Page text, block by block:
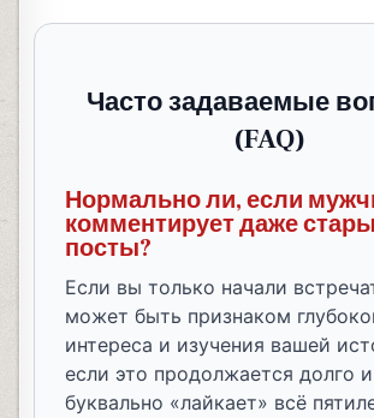
Часто задаваемые
(FAQ)
Нормально ли, если
комментирует даже
посты?
Если вы только начали
может быть признаком
интереса и изучения вашей
если это продолжается долго
буквально «лайкает» всё